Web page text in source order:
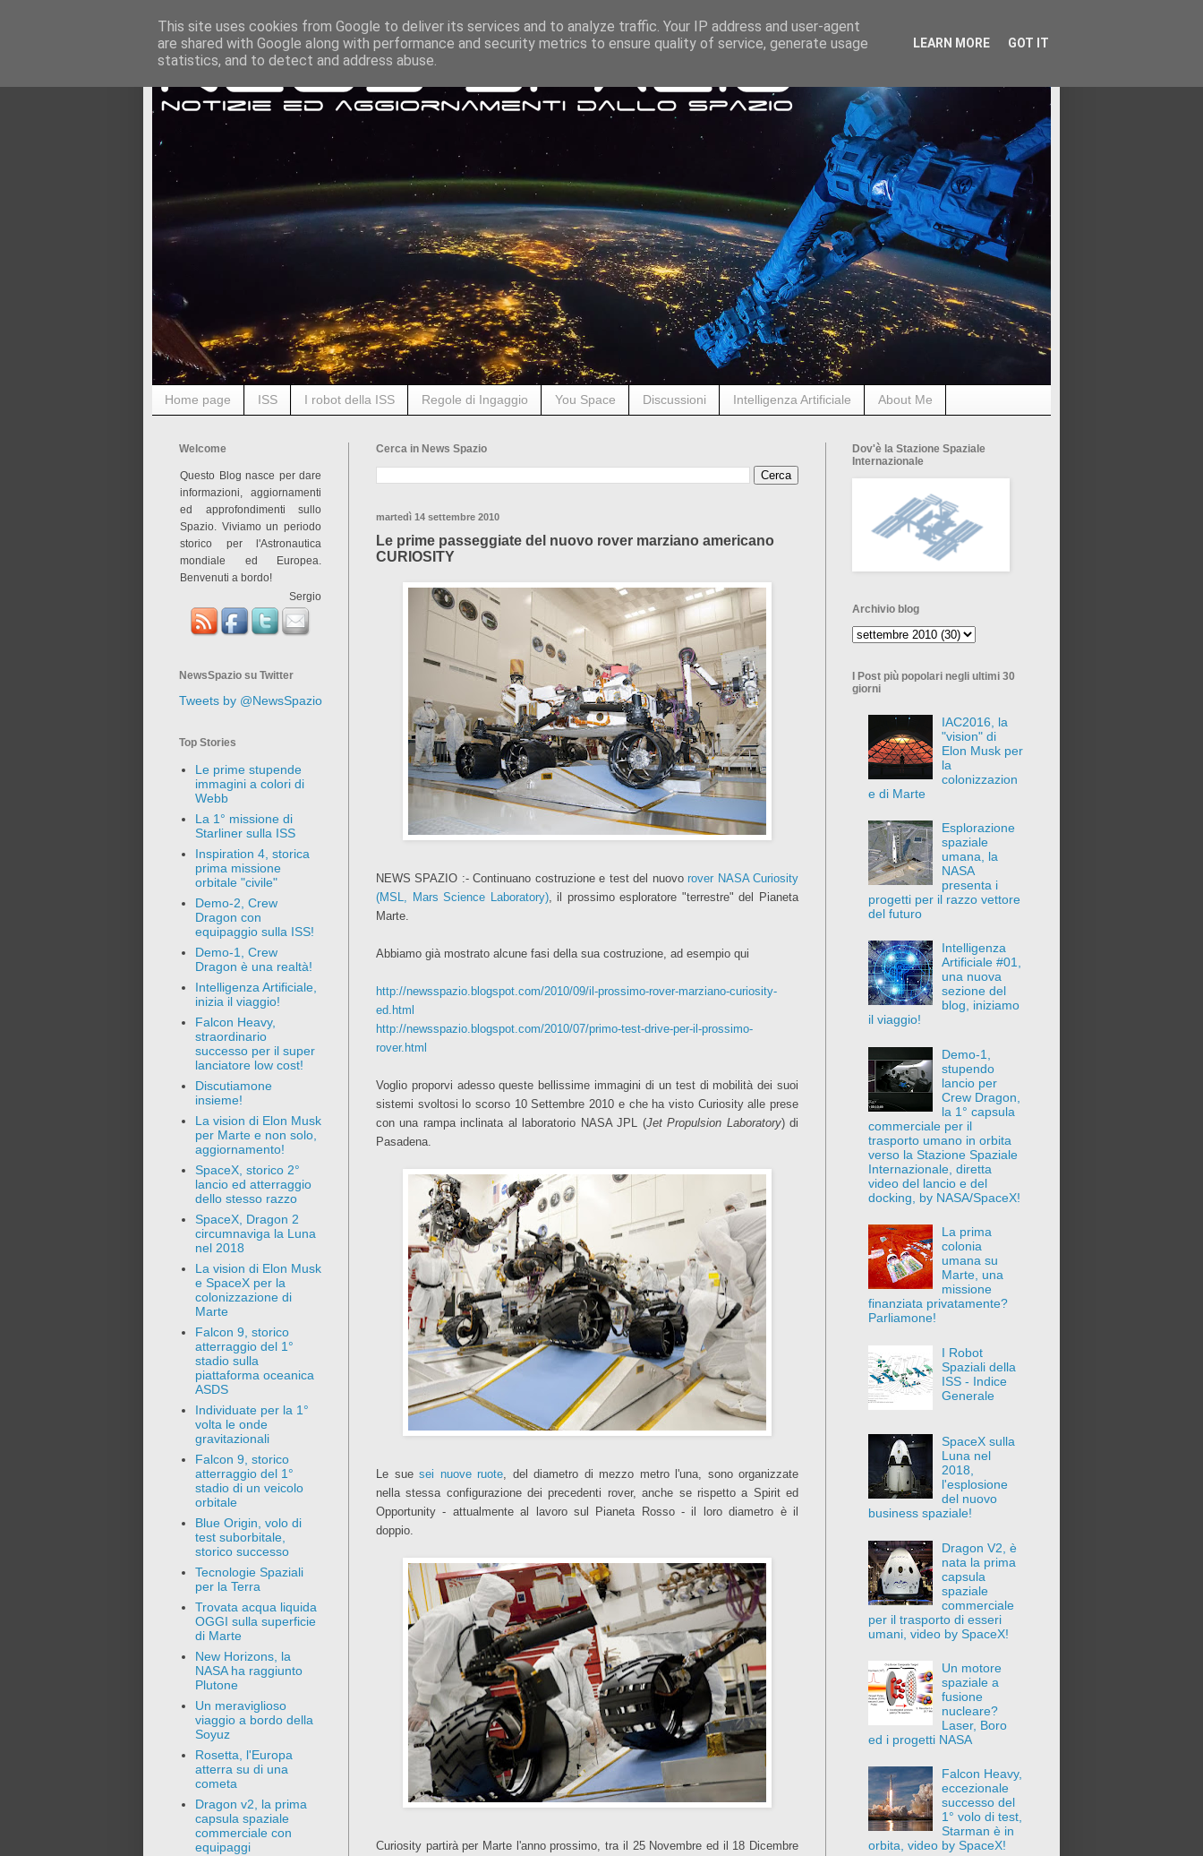
Home page ISS I robot della ISS Regole di Ingaggio You Space Discussioni Intelligenza Artificiale About Me
Cerca in News Spazio
martedì 14 settembre 2010
Le prime passeggiate del nuovo rover marziano americano
CURIOSITY
NEWS SPAZIO :- Continuano costruzione e test del nuovorover NASA Curiosity
(MSL, Mars Science Laboratory), il prossimo esploratore "terrestre" del Pianeta
Marte.
Abbiamo già mostrato alcune fasi della sua costruzione, ad esempio qui
http://newsspazio.blogspot.com/2010/09/il-prossimo-rover-marziano-curiosity-
ed.html
http://newsspazio.blogspot.com/2010/07/primo-test-drive-per-il-prossimo-
rover.html
Voglio proporvi adesso queste bellissime immagini di un test di mobilità dei suoi
sistemi svoltosi lo scorso 10 Settembre 2010 e che ha visto Curiosity alle prese
con una rampa inclinata al laboratorio NASA JPL (Jet Propulsion Laboratory) di
Pasadena.
Le sue sei nuove ruote
del diametro di mezzo metro l'una, sono organizzate
nella stessa configurazione dei precedenti rover, anche se rispetto a Spirit ed
Opportunity - attualmente al lavoro sul Pianeta Rosso - il loro diametro è il
doppio.
Curiosity partirà per Marte l'anno prossimo, tra il 25 Novembre ed il 18 Dicembre
Welcome
Questo Blog nasce per dare
informazioni, aggiornamenti
ed approfondimenti sullo
Spazio. Viviamo un periodo
storico per l'Astronautica
mondiale ed Europea.
Benvenuti a bordo!
Sergio
NewsSpazio su Twitter
Tweets by @NewsSpazio
Top Stories
Le prime stupende
immagini a colori di
Webb
La 1° missione di
Starliner sulla ISS
Inspiration 4, storica
prima missione
orbitale "civile"
Demo-2, Crew
Dragon con
equipaggio sulla ISS!
Demo-1, Crew
Dragon è una realtà!
Intelligenza Artificiale,
inizia il viaggio!
Falcon Heavy,
straordinario
successo per il super
lanciatore low cost!
Discutiamone
insieme!
La vision di Elon Musk
per Marte e non solo,
aggiornamento!
SpaceX, storico 2°
lancio ed atterraggio
dello stesso razzo
SpaceX, Dragon 2
circumnaviga la Luna
nel 2018
La vision di Elon Musk
e SpaceX per la
colonizzazione di
Marte
Falcon 9, storico
atterraggio del 1°
stadio sulla
piattaforma oceanica
ASDS
Individuate per la 1°
volta le onde
gravitazionali
Falcon 9, storico
atterraggio del 1°
stadio di un veicolo
orbitale
Blue Origin, volo di
test suborbitale,
storico successo
Tecnologie Spaziali
per la Terra
Trovata acqua liquida
OGGI sulla superficie
di Marte
New Horizons, la
NASA ha raggiunto
Plutone
Un meraviglioso
viaggio a bordo della
Soyuz
Rosetta, l'Europa
atterra su di una
cometa
Dragon v2, la prima
capsula spaziale
commerciale con
equipaggi
Dov'è la Stazione Spaziale
Internazionale
Archivio blog
I Post più popolari negli ultimi 30
giorni
IAC2016, la
"vision" di
Elon Musk per
la
colonizzazion
e di Marte
Esplorazione
spaziale
umana, la
NASA
presenta i
progetti per il razzo vettore
del futuro
Intelligenza
Artificiale #01,
una nuova
sezione del
blog, iniziamo
il viaggio!
Demo-1,
stupendo
lancio per
Crew Dragon,
la 1° capsula
commerciale per il
trasporto umano in orbita
verso la Stazione Spaziale
Internazionale, diretta
video del lancio e del
docking, by NASA/SpaceX!
La prima
colonia
umana su
Marte, una
missione
finanziata privatamente?
Parliamone!
I Robot
Spaziali della
ISS - Indice
Generale
SpaceX sulla
Luna nel
2018,
l'esplosione
del nuovo
business spaziale!
Dragon V2, è
nata la prima
capsula
spaziale
commerciale
per il trasporto di esseri
umani, video by SpaceX!
Un motore
spaziale a
fusione
nucleare?
Laser, Boro
ed i progetti NASA
Falcon Heavy,
eccezionale
successo del
1° volo di test,
Starman è in
orbita, video by SpaceX!
This site uses cookies from Google to deliver its services and to analyze traffic. Your IP address and user-agent
are shared with Google along with performance and security metrics to ensure quality of service, generate usage
statistics, and to detect and address abuse.
LEARN MORE GOT IT